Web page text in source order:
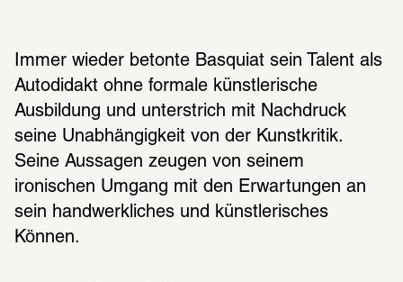
Immer wieder betonte Basquiat sein Talent als
Autodidakt ohne formale künstlerische
Ausbildung und unterstrich mit Nachdruck
seine Unabhängigkeit von der Kunstkritik.
Seine Aussagen zeugen von seinem
ironischen Umgang mit den Erwartungen an
sein handwerkliches und künstlerisches
Können.